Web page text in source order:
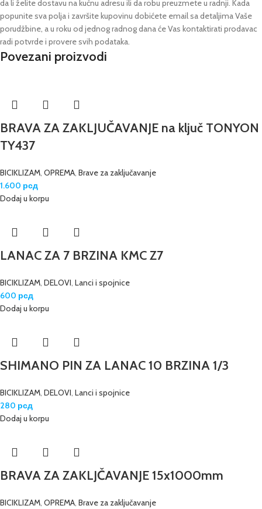
da li želite dostavu na kućnu adresu ili da robu preuzmete u radnji. Kada
popunite sva polja i završite kupovinu dobićete email sa detaljima Vaše
porudžbine, a u roku od jednog radnog dana će Vas kontaktirati prodavac
radi potvrde i provere svih podataka.
Povezani proizvodi
BRAVA ZA ZAKLJUČAVANJE na ključ TONYON
TY437
BICIKLIZAM, OPREMA, Brave za zaključavanje
1.600 рсд
Dodaj u korpu
LANAC ZA 7 BRZINA KMC Z7
BICIKLIZAM, DELOVI, Lanci i spojnice
600 рсд
Dodaj u korpu
SHIMANO PIN ZA LANAC 10 BRZINA 1/3
BICIKLIZAM, DELOVI, Lanci i spojnice
280 рсд
Dodaj u korpu
BRAVA ZA ZAKLJČAVANJE 15x1000mm
BICIKLIZAM, OPREMA, Brave za zaključavanje